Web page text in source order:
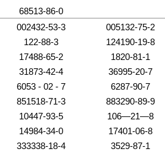
68513-86-0
002432-53-3
005132-75-2
122-88-3
124190-19-8
17488-65-2
1820-81-1
31873-42-4
36995-20-7
6053 - 02 - 7
6287-90-7
851518-71-3
883290-89-9
10447-93-5
106—21—8
14984-34-0
17401-06-8
333338-18-4
3529-87-1